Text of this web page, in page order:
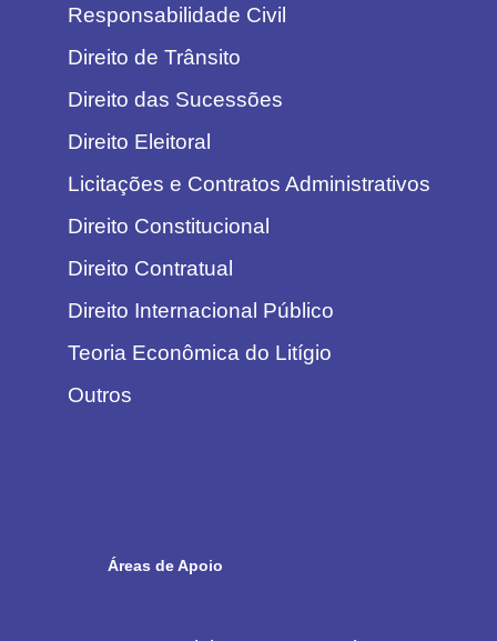
Responsabilidade Civil
Direito de Trânsito
Direito das Sucessões
Direito Eleitoral
Licitações e Contratos Administrativos
Direito Constitucional
Direito Contratual
Direito Internacional Público
Teoria Econômica do Litígio
Outros
Áreas de Apoio